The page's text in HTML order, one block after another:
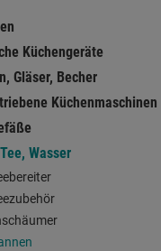
Küchengeräte
Gläser, Becher
Küchenmaschinen
Wasser